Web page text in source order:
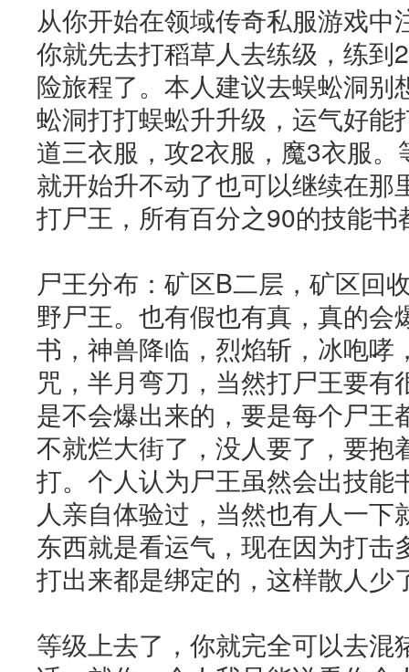
从你开始在领域传奇私服游戏中
你就先去打稻草人去练级，练到
险旅程了。本人建议去蜈蚣洞别
蚣洞打打蜈蚣升升级，运气好能
道三衣服，攻2衣服，魔3衣服
就开始升不动了也可以继续在那
打尸王，所有百分之90的技能
尸王分布：矿区B二层，矿区回
野尸王。也有假也有真，真的会
书，神兽降临，烈焰斩，冰咆哮
咒，半月弯刀，当然打尸王要有
是不会爆出来的，要是每个尸王
不就烂大街了，没人要了，要抱
打。个人认为尸王虽然会出技能
人亲自体验过，当然也有人一下
东西就是看运气，现在因为打击
打出来都是绑定的，这样散人少
等级上去了，你就完全可以去混